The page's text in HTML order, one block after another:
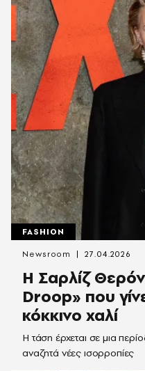
FASHION
Η Σαρλίζ
Droop» που
κόκκινο χαλί
Η τάση έρχεται σε μια
αναζητά νέες ισορροπίες
Newsroom 27.04.2026